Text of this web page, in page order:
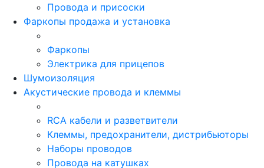
Провода и присоски
Фаркопы продажа и установка
Фаркопы
Электрика для прицепов
Шумоизоляция
Акустические провода и клеммы
RCA кабели и разветвители
Клеммы, предохранители, дистрибьюторы
Наборы проводов
Провода на катушках